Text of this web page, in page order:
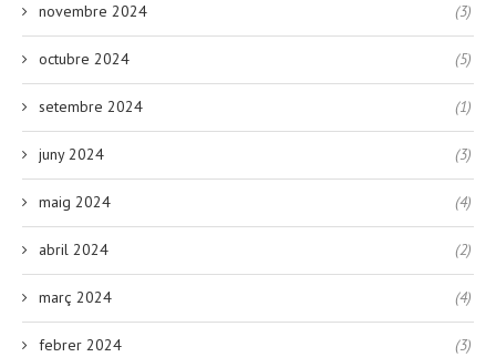
novembre 2024 (3)
octubre 2024 (5)
setembre 2024 (1)
juny 2024 (3)
maig 2024 (4)
abril 2024 (2)
març 2024 (4)
febrer 2024 (3)